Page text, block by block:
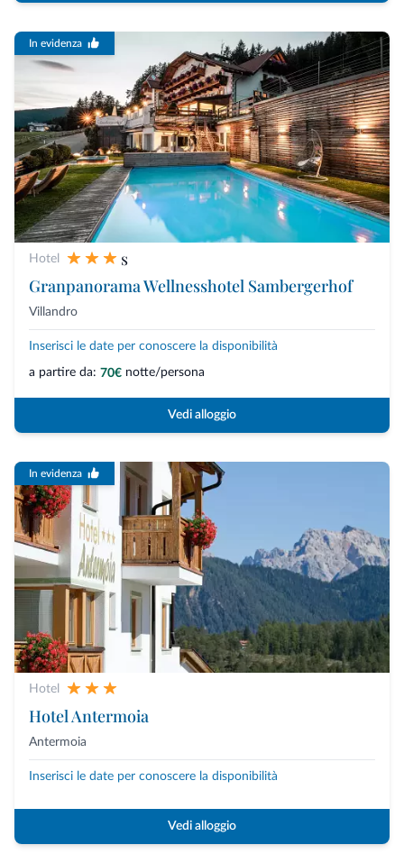
In evidenza
Hotel
s
Granpanorama Wellnesshotel Sambergerhof
Villandro
Inserisci le date per conoscere la disponibilità
a partire da: 70€ notte/persona
Vedi alloggio
In evidenza
Hotel
Hotel Antermoia
Antermoia
Inserisci le date per conoscere la disponibilità
Vedi alloggio